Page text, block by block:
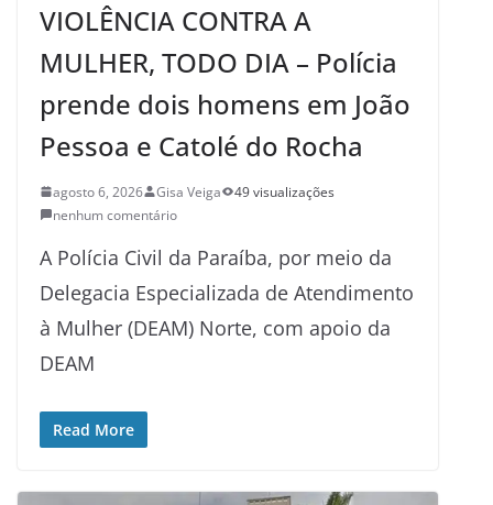
VIOLÊNCIA CONTRA A
MULHER, TODO DIA – Polícia
prende dois homens em João
Pessoa e Catolé do Rocha
agosto 6, 2026 Gisa Veiga
49 visualizações
nenhum comentário
A Polícia Civil da Paraíba, por meio da
Delegacia Especializada de Atendimento
à Mulher (DEAM) Norte, com apoio da
DEAM
Read More